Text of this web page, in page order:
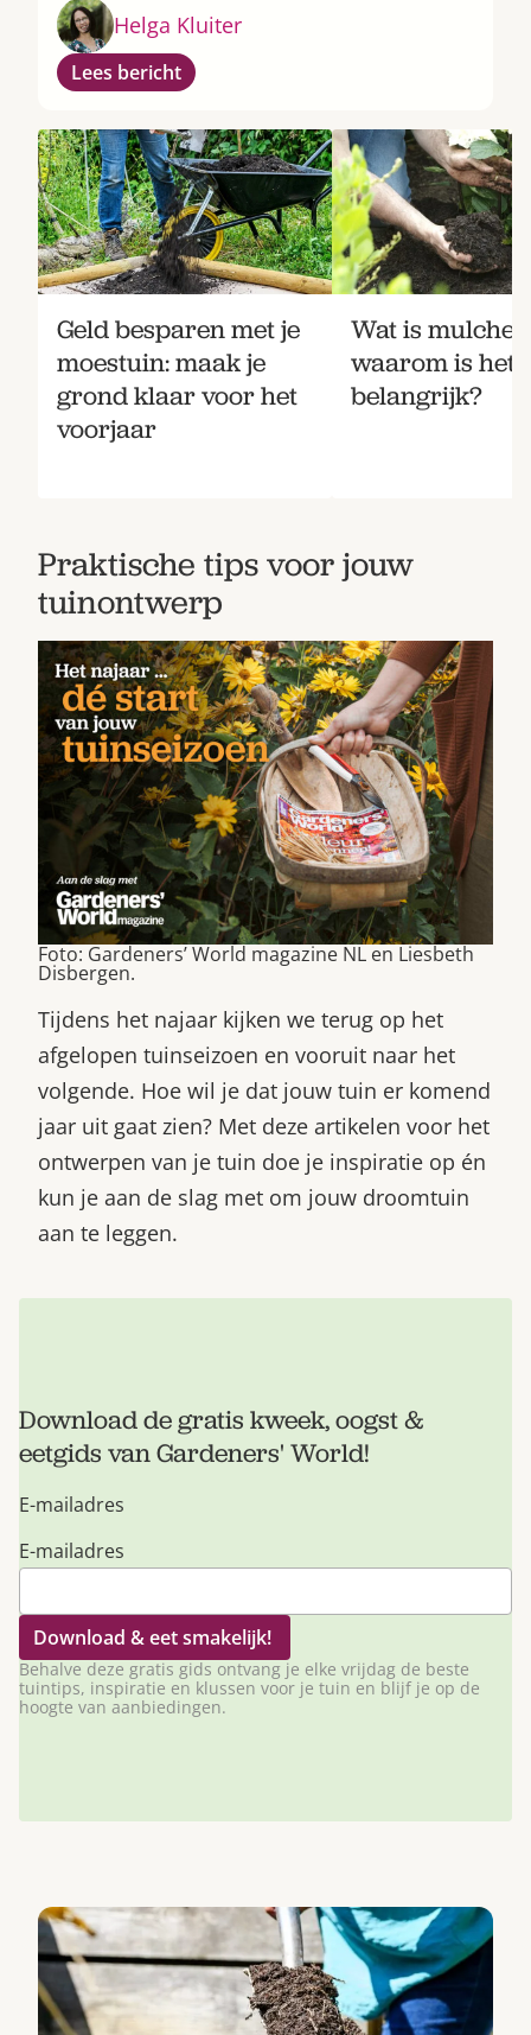
Helga Kluiter
Lees bericht
Geld besparen met je
moestuin: maak je
grond klaar voor het
voorjaar
Wat is
waarom is het
belangrijk?
Praktische tips voor jouw
tuinontwerp
Foto: Gardeners’ World magazine NL en Liesbeth
Disbergen.
Tijdens het najaar kijken we terug op het
afgelopen tuinseizoen en vooruit naar het
volgende. Hoe wil je dat jouw tuin er komend
jaar uit gaat zien? Met deze artikelen voor het
ontwerpen van je tuin doe je inspiratie op én
kun je aan de slag met om jouw droomtuin
aan te leggen.
Download de gratis kweek, oogst &
eetgids van Gardeners' World!
E-mailadres
E-mailadres
Behalve deze gratis gids ontvang je elke vrijdag de beste
tuintips, inspiratie en klussen voor je tuin en blijf je op de
hoogte van aanbiedingen.